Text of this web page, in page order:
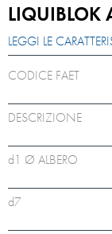
LIQUIBLOK
LEGGI LE
CODICE FAET
DESCRIZIONE
d1 Ø ALBERO
d7